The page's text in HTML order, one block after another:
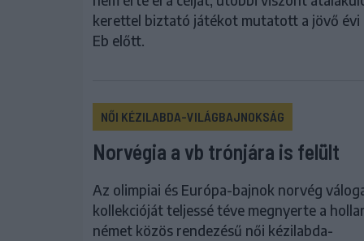
kerettel biztató játékot mutatott a jövő évi
Eb előtt.
NŐI KÉZILABDA-VILÁGBAJNOKSÁG
Norvégia a vb trónjára is felült
Az olimpiai és Európa-bajnok norvég
kollekcióját teljessé téve megnyerte a
német közös rendezésű női kézilabda-